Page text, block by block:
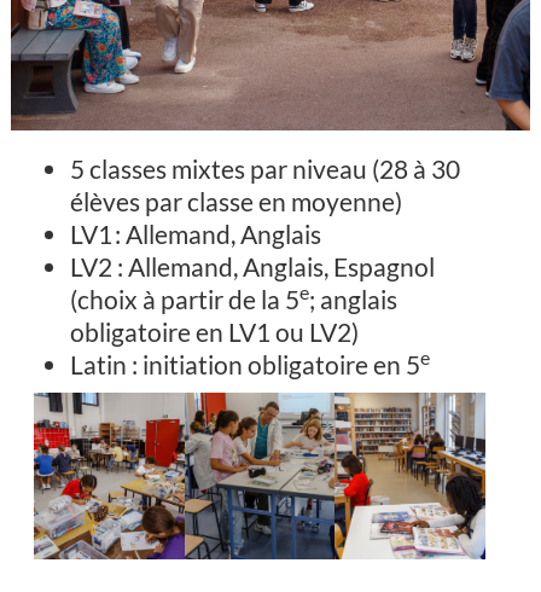
5 classes mixtes par niveau (28 à 30
élèves par classe en moyenne)
LV1 : Allemand, Anglais
LV2 : Allemand, Anglais, Espagnol
(choix à partir de la 5e; anglais
obligatoire en LV1 ou LV2)
Latin : initiation obligatoire en 5e